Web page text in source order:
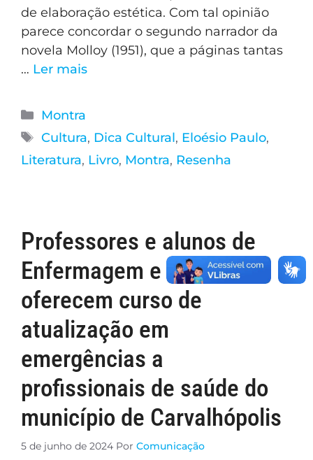
de elaboração estética. Com tal opinião
parece concordar o segundo narrador da
novela Molloy (1951), que a páginas tantas
… Ler mais
Montra
Cultura, Dica Cultural, Eloésio Paulo,
Literatura, Livro, Montra, Resenha
Professores e alunos de
Enfermagem e Medicina
oferecem curso de
atualização em
emergências a
profissionais de saúde do
município de Carvalhópolis
5 de junho de 2024 Por Comunicação